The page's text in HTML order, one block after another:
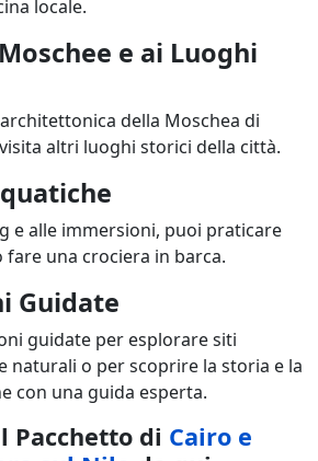
locale.
e ai Luoghi
della Moschea di
altri luoghi storici della città.
e alle immersioni, puoi praticare
una crociera in barca.
Guidate
guidate per esplorare siti
naturali o per scoprire la storia e la
con una guida esperta.
Pacchetto di Cairo e